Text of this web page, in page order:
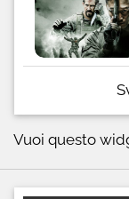
Vuoi questo